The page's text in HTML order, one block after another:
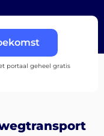
portaal geheel gratis